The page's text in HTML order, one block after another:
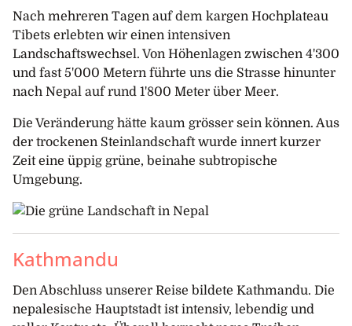
Nach mehreren Tagen auf dem kargen Hochplateau
Tibets erlebten wir einen intensiven
Landschaftswechsel. Von Höhenlagen zwischen 4'300
und fast 5'000 Metern führte uns die Strasse hinunter
nach Nepal auf rund 1'800 Meter über Meer.
Die Veränderung hätte kaum grösser sein können. Aus
der trockenen Steinlandschaft wurde innert kurzer
Zeit eine üppig grüne, beinahe subtropische
Umgebung.
Kathmandu
Den Abschluss unserer Reise bildete Kathmandu. Die
nepalesische Hauptstadt ist intensiv, lebendig und